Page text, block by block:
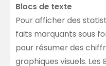
Blocs de texte
Pour afficher des
faits marquants sous
pour résumer des
graphiques visuels.